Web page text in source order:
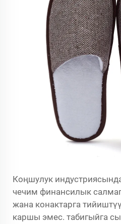
Коңшулук
чечим финансилык
жана конактарга
каршы эмес. табигыйга